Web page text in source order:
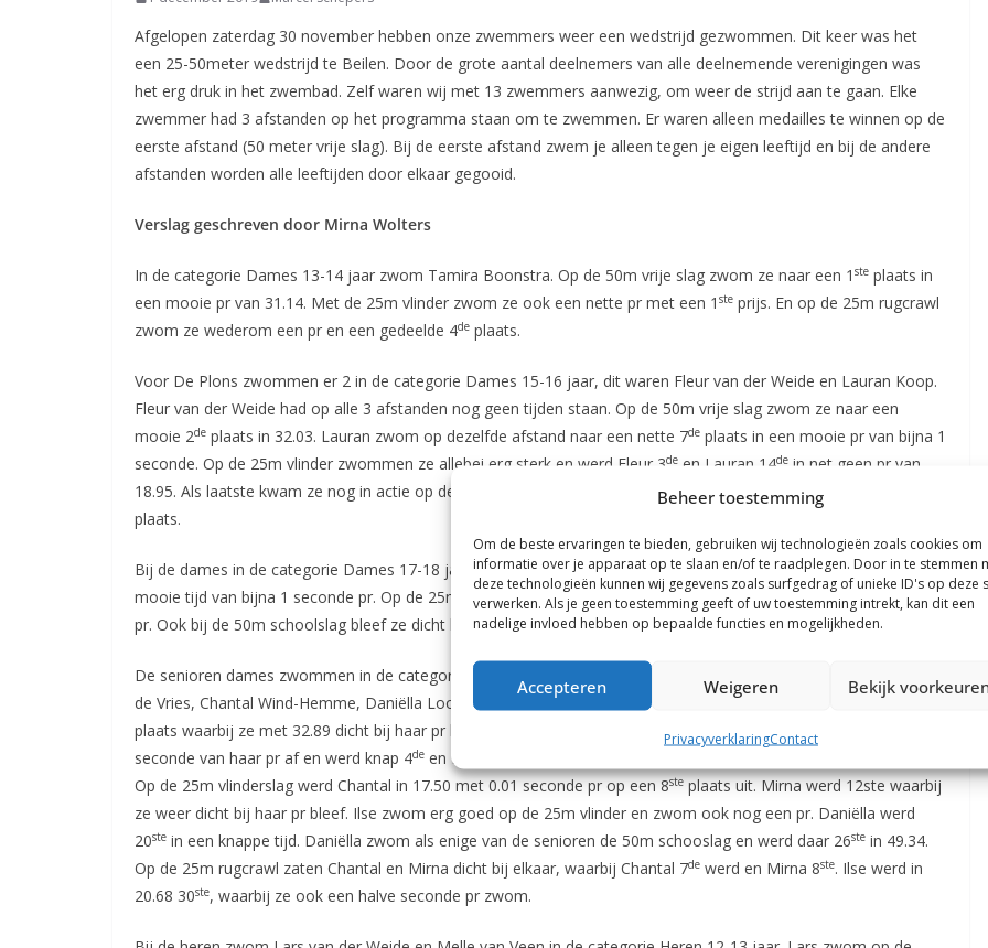
Beheer toestemming
Om de beste ervaringen te bieden, gebruiken wij technologieën zoals cookies om
informatie over je apparaat op te slaan en/of te raadplegen. Door in te stemmen
deze technologieën kunnen wij gegevens zoals surfgedrag of unieke ID's op deze
verwerken. Als je geen toestemming geeft of uw toestemming intrekt, kan dit een
nadelige invloed hebben op bepaalde functies en mogelijkheden.
Accepteren Weigeren Bekijk
PrivacyverklaringContact
Afgelopen zaterdag 30 november hebben onze zwemmers weer een wedstrijd gezwommen. Dit keer was het
een 25-50meter wedstrijd te Beilen. Door de grote aantal deelnemers van alle deelnemende verenigingen was
het erg druk in het zwembad. Zelf waren wij met 13 zwemmers aanwezig, om weer de strijd aan te gaan. Elke
zwemmer had 3 afstanden op het programma staan om te zwemmen. Er waren alleen medailles te winnen op de
eerste afstand (50 meter vrije slag). Bij de eerste afstand zwem je alleen tegen je eigen leeftijd en bij de andere
afstanden worden alle leeftijden door elkaar gegooid.
Verslag geschreven door Mirna Wolters
In de categorie Dames 13-14 jaar zwom Tamira Boonstra. Op de 50m vrije slag zwom ze naar een 1 ste plaats in
een mooie pr van 31.14. Met de 25m vlinder zwom ze ook een nette pr met een 1 ste prijs. En op de 25m rugcrawl
zwom ze wederom een pr en een gedeelde 4de plaats.
Voor De Plons zwommen er 2 in de categorie Dames 15-16 jaar, dit waren Fleur van der Weide en Lauran Koop.
Fleur van der Weide had op alle 3 afstanden nog geen tijden staan. Op de 50m vrije slag zwom ze naar een
mooie 2de plaats in 32.03. Lauran zwom op dezelfde afstand naar een nette 7de plaats in een mooie pr van bijna 1
seconde. Op de 25m vlinder zwommen ze allebei erg sterk en werd Fleur 3de en Lauran 14de in net geen pr van
18.95. Als laatste kwam ze nog in actie op de 25m rugcrawl. Fleur wederom 3
en Lauran een gedeelde 10
plaats.
Bij de dames in de categorie Dames 17-18 jaar zwom Eline Klomp. Eline werd met de 50m vrije slag derde in een
mooie tijd van bijna 1 seconde pr. Op de 25m vlinderslag heeft ze erg goed gezwommen en bleef ze dicht bij haar
pr. Ook bij de 50m schoolslag bleef ze dicht bij haar pr en zwom ze naar een 28steplaats.
De senioren dames zwommen in de categorie Dames 19 jaar en ouder. De dames die hier in zwemmen zijn Ilse
de Vries, Chantal Wind-Hemme, Daniëlla Loof en Mirna Wolters. Bij de 50m vrije slag zwom Mirna naar een 2
plaats waarbij ze met 32.89 dicht bij haar pr bleef. Ilse zwom met 34.31 naar een 3
plaats. Chantal zwom 1
seconde van haar pr af en werd knap 4de en Daniëlla werd 5
Op de 25m vlinderslag werd Chantal in 17.50 met 0.01 seconde pr op een 8steplaats uit. Mirna werd 12ste waarbij
ze weer dicht bij haar pr bleef. Ilse zwom erg goed op de 25m vlinder en zwom ook nog een pr. Daniëlla werd
20ste in een knappe tijd. Daniëlla zwom als enige van de senioren de 50m schooslag en werd daar 26ste in 49.34.
Op de 25m rugcrawl zaten Chantal en Mirna dicht bij elkaar, waarbij Chantal 7de werd en Mirna 8ste. Ilse werd in
20.68 30ste, waarbij ze ook een halve seconde pr zwom.